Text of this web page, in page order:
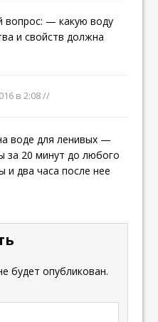
вопрос: — какую воду
и свойств должна
в 2:08//
воде для ленивых —
за 20 минут до любого
два часа после нее
будет опубликован.